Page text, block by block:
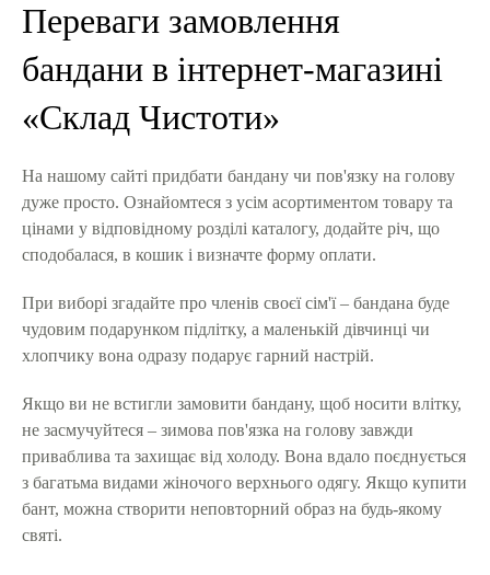
Переваги замовлення
бандани в інтернет-магазині
«Склад Чистоти»
На нашому сайті придбати бандану чи пов'язку на голову
дуже просто. Ознайомтеся з усім асортиментом товару та
цінами у відповідному розділі каталогу, додайте річ, що
сподобалася, в кошик і визначте форму оплати.
При виборі згадайте про членів своєї сім'ї – бандана буде
чудовим подарунком підлітку, а маленькій дівчинці чи
хлопчику вона одразу подарує гарний настрій.
Якщо ви не встигли замовити бандану, щоб носити влітку,
не засмучуйтеся – зимова пов'язка на голову завжди
приваблива та захищає від холоду. Вона вдало поєднується
з багатьма видами жіночого верхнього одягу. Якщо купити
бант, можна створити неповторний образ на будь-якому
святі.